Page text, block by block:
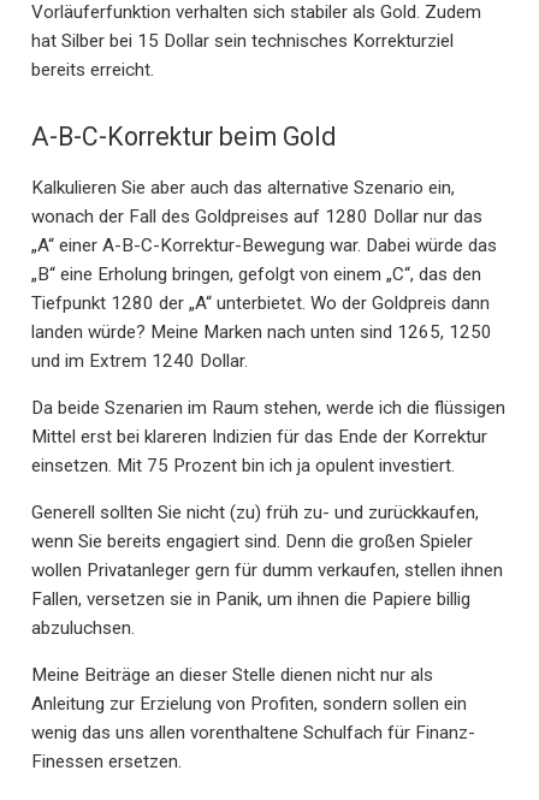
Vorläuferfunktion verhalten sich stabiler als Gold. Zudem
hat Silber bei 15 Dollar sein technisches Korrekturziel
bereits erreicht.
A-B-C-Korrektur beim Gold
Kalkulieren Sie aber auch das alternative Szenario ein,
wonach der Fall des Goldpreises auf 1280 Dollar nur das
„A“ einer A-B-C-Korrektur-Bewegung war. Dabei würde das
„B“ eine Erholung bringen, gefolgt von einem „C“, das den
Tiefpunkt 1280 der „A“ unterbietet. Wo der Goldpreis dann
landen würde? Meine Marken nach unten sind 1265, 1250
und im Extrem 1240 Dollar.
Da beide Szenarien im Raum stehen, werde ich die flüssigen
Mittel erst bei klareren Indizien für das Ende der Korrektur
einsetzen. Mit 75 Prozent bin ich ja opulent investiert.
Generell sollten Sie nicht (zu) früh zu- und zurückkaufen,
wenn Sie bereits engagiert sind. Denn die großen Spieler
wollen Privatanleger gern für dumm verkaufen, stellen ihnen
Fallen, versetzen sie in Panik, um ihnen die Papiere billig
abzuluchsen.
Meine Beiträge an dieser Stelle dienen nicht nur als
Anleitung zur Erzielung von Profiten, sondern sollen ein
wenig das uns allen vorenthaltene Schulfach für Finanz-
Finessen ersetzen.